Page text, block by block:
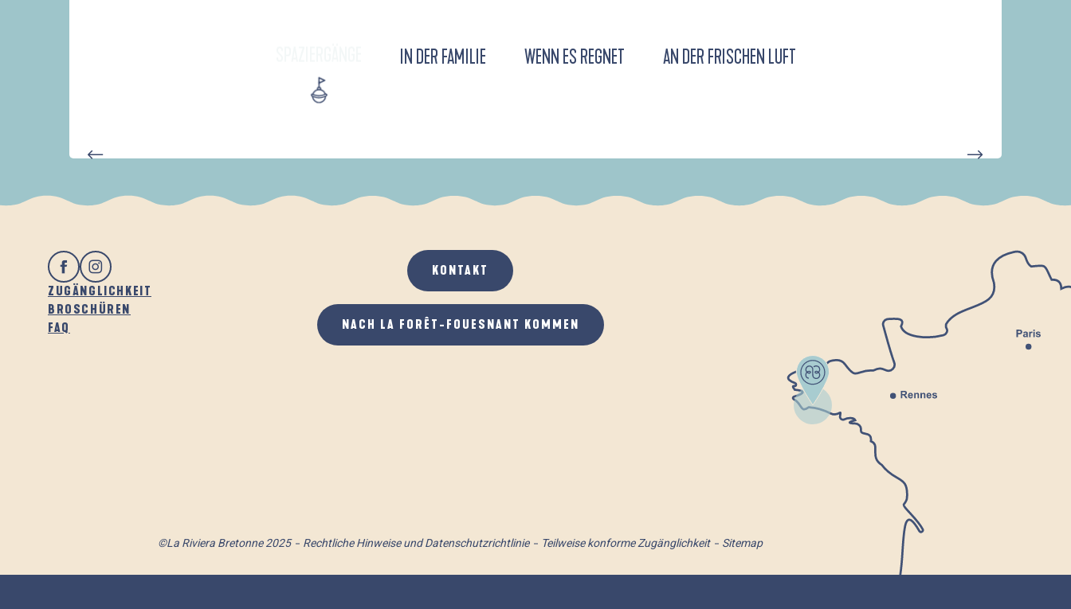
IN DER FAMILIE WENN ES REGNET AN DER FRISCHEN LUFT
D'UN PORT À
ZUGÄNGLICHKEIT
BROSCHÜREN
FAQ
KONTAKT
NACH LA FORÊT-FOUESNANT KOMMEN
©La Riviera Bretonne 2025 Rechtliche Hinweise und Datenschutzrichtlinie Teilweise konforme Zugänglichkeit Sitemap